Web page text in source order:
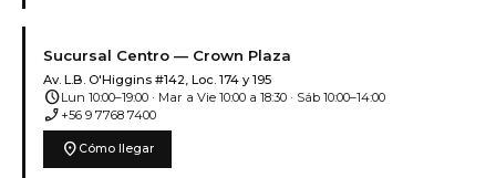
Sucursal Centro — Crown Plaza
Av. L.B. O'Higgins #142, Loc. 174 y 195
scheduleLun 10:00–19:00 · Mar a Vie 10:00 a 18:30 · Sáb 10:00–14:00
phone_enabled +56 9 7768 7400
location_on Cómo llegar